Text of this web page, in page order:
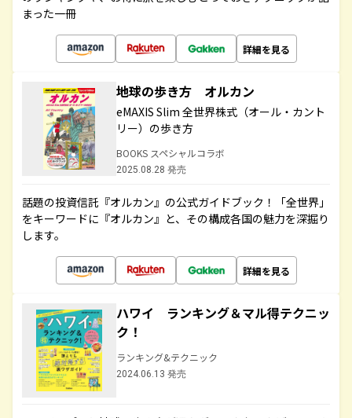
まった一冊
詳細を見る
地球の歩き方 オルカン
eMAXIS Slim 全世界株式（オール・カント
リー）の歩き方
BOOKS スペシャルコラボ
2025.08.28 発売
話題の投資信託『オルカン』の公式ガイドブック！「全世界」
をキーワードに『オルカン』と、その構成各国の魅力を深掘り
します。
詳細を見る
ハワイ ランキング＆マル得テクニッ
ク！
ランキング&テクニック
2024.06.13 発売